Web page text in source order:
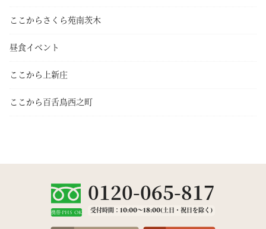
ここからさくら苑南茨木
昼食イベント
ここから上新庄
ここから百舌鳥西之町
携帯·PHS OK
0120-065-817
受付時間：10:00～18:00(土日・祝日を除く)